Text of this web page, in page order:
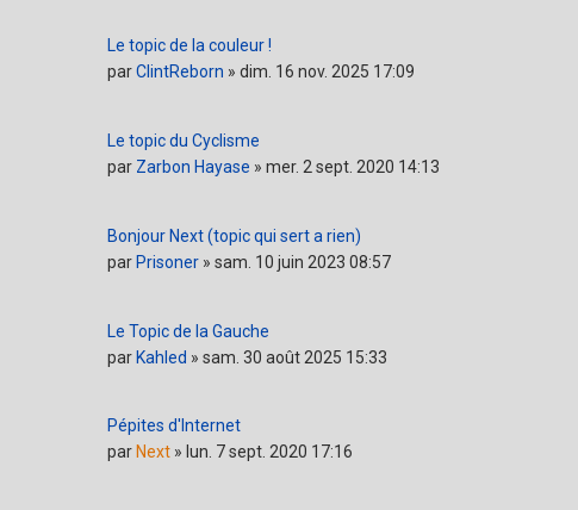
Le topic de la couleur !
parClintReborn » dim. 16 nov. 2025 17:09
Le topic du Cyclisme
par Zarbon Hayase » mer. 2 sept. 2020 14:13
Bonjour Next (topic qui sert a rien)
par Prisoner » sam. 10 juin 2023 08:57
Le Topic de la Gauche
parKahled » sam. 30 août 2025 15:33
Pépites d'Internet
par Next » lun. 7 sept. 2020 17:16